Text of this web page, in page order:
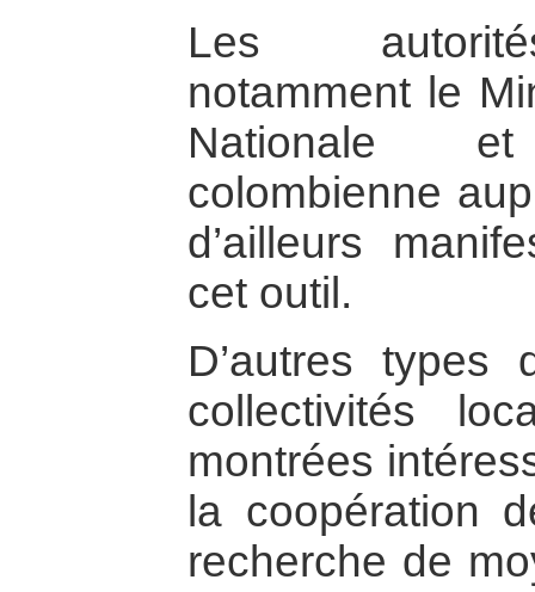
Les
notamment le
Nationale
colombienne
d’ailleurs
cet outil.
D’autres types
collectivités
montrées
la coopération
recherche de